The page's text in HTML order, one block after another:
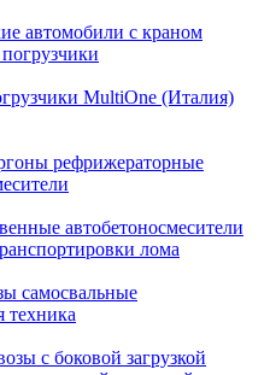
автомобили с краном
MultiOne (Италия)
рефрижераторные
автобетоносмесители
лома
самосвальные
техника
с боковой загрузкой